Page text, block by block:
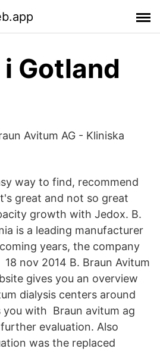
Gotland
Avitum AG - Kliniska
way to find, recommend
great and not so great
growth with Jedox. B.
is a leading manufacturer
years, the company
nov 2014 B. Braun Avitum
gives you an overview
dialysis centers around
with Braun avitum ag
evaluation. Also
was the replaced